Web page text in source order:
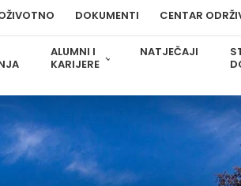
DOKUMENTI CENTAR
ALUMNI I
KARIJERE
NATJEČAJI